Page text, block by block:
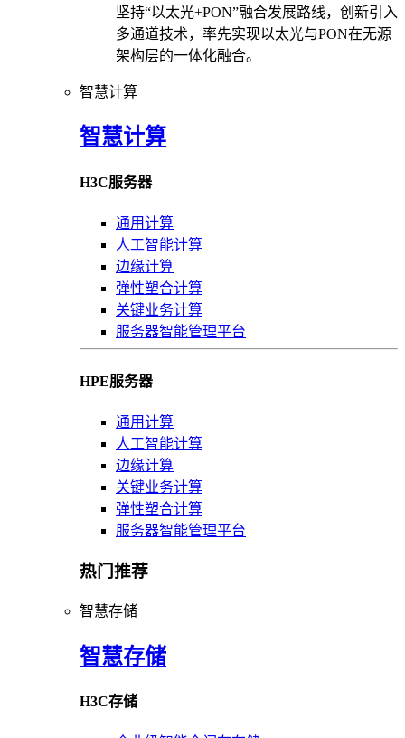
坚持“以太光+PON”融合发展路线，创新引入
多通道技术，率先实现以太光与PON在无源
架构层的一体化融合。
智慧计算
智慧计算
H3C服务器
通用计算
人工智能计算
边缘计算
弹性塑合计算
关键业务计算
服务器智能管理平台
HPE服务器
通用计算
人工智能计算
边缘计算
关键业务计算
弹性塑合计算
服务器智能管理平台
热门推荐
智慧存储
智慧存储
H3C存储